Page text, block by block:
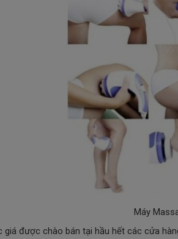
Máy
giá được chào bán tại hầu hết các cửa